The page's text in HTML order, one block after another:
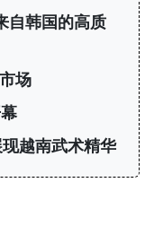
自韩国的高质
场
越南武术精华